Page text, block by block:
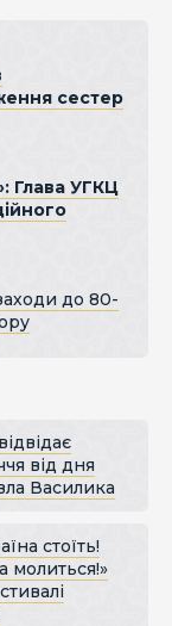
сестер
Глава УГКЦ
до 80-
від дня
Василика
стоїть!
молиться!»